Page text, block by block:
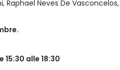
Raphael Neves De Vasconcelos,
alle 18:30